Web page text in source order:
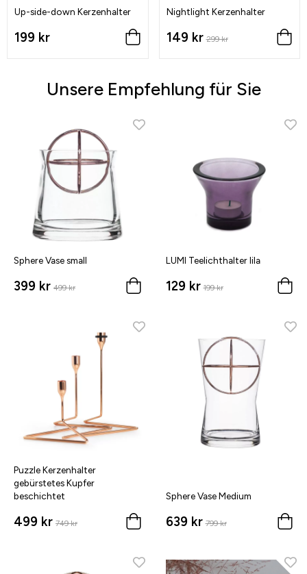
Up-side-down Kerzenhalter
199 kr
Nightlight Kerzenhalter
149 kr 299 kr
Unsere Empfehlung für Sie
Sphere Vase small
399 kr 499 kr
LUMI Teelichthalter lila
129 kr 199 kr
Puzzle Kerzenhalter
gebürstetes Kupfer
beschichtet
499 kr 749 kr
Sphere Vase Medium
639 kr 799 kr